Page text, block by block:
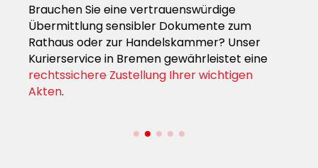
Brauchen Sie eine vertrauenswürdige
Übermittlung sensibler Dokumente zum
Rathaus oder zur Handelskammer? Unser
Kurierservice in Bremen gewährleistet eine
rechtssichere Zustellung Ihrer wichtigen
Akten.